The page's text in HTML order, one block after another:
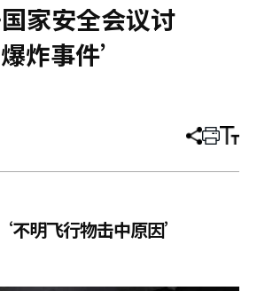
家安全会议讨
炸事件’
分
章
打 调
小
明飞行物击中原因’